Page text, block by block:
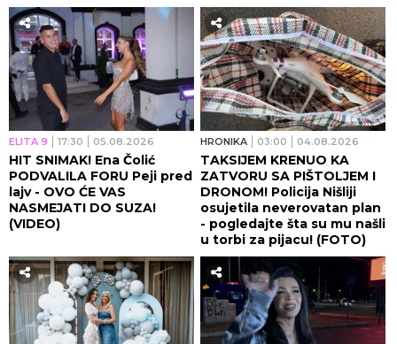
ELITA 9 17:30 05.08.2026
HIT SNIMAK! Ena Čolić
PODVALILA FORU Peji pred
lajv - OVO ĆE VAS
NASMEJATI DO SUZA!
(VIDEO)
HRONIKA 03:00 04.08.2026
TAKSIJEM KRENUO KA
ZATVORU SA PIŠTOLJEM I
DRONOM! Policija Nišliji
osujetila neverovatan plan
- pogledajte šta su mu našli
u torbi za pijacu! (FOTO)